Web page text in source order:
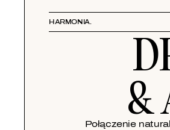
HARMONIA.
&
Połączenie